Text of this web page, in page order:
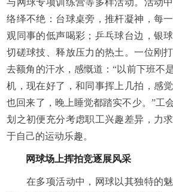
络绎不绝：台球桌旁，推杆凝神，每
观同事的低声喝彩；乒乓球台边，银
切磋球技、释放压力的热土。一位刚
去额角的汗水，感慨道：“以前下班不
机，现在好了，和同事挥上几拍，感
也回来了，晚上睡觉都踏实不少。”工
划之初便充分考虑职工兴趣差异，力
于自己的运动乐趣。
网球场上挥拍竞逐展风采
在多项活动中，网球以其独特的魅